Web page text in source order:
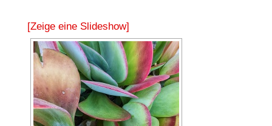
[Zeige eine Slideshow]